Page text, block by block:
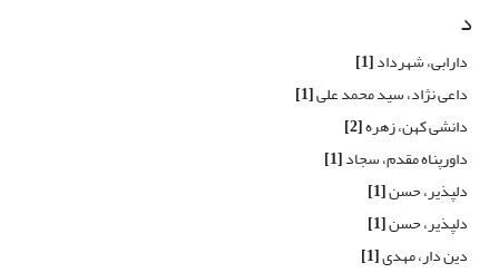
د
دارابی، شهرداد[1]
داعی نژاد، سید محمد علی[1]
دانشی کهن، زهره[2]
داورپناه مقدم، سجاد[1]
دلپذیر، حسن[1]
دلپذیر، حسن[1]
دین دار، مهدی[1]